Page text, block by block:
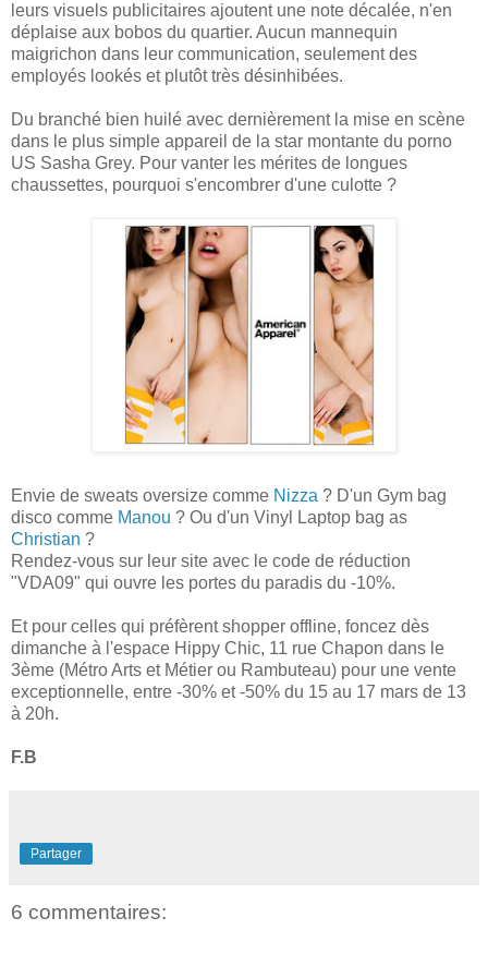
leurs visuels publicitaires ajoutent une note décalée, n'en
déplaise aux bobos du quartier. Aucun mannequin
maigrichon dans leur communication, seulement des
employés lookés et plutôt très désinhibées.
Du branché bien huilé avec dernièrement la mise en scène
dans le plus simple appareil de la star montante du porno
US Sasha Grey. Pour vanter les mérites de longues
chaussettes, pourquoi s'encombrer d'une culotte ?
Envie de sweats oversize comme Nizza ? D'un Gym bag
disco comme Manou ? Ou d'un Vinyl Laptop bag as
Christian ?
Rendez-vous sur leur site avec le code de réduction
"VDA09" qui ouvre les portes du paradis du -10%.
Et pour celles qui préfèrent shopper offline, foncez dès
dimanche à l'espace Hippy Chic, 11 rue Chapon dans le
3ème (Métro Arts et Métier ou Rambuteau) pour une vente
exceptionnelle, entre -30% et -50% du 15 au 17 mars de 13
à 20h.
F.B
Partager
6 commentaires: